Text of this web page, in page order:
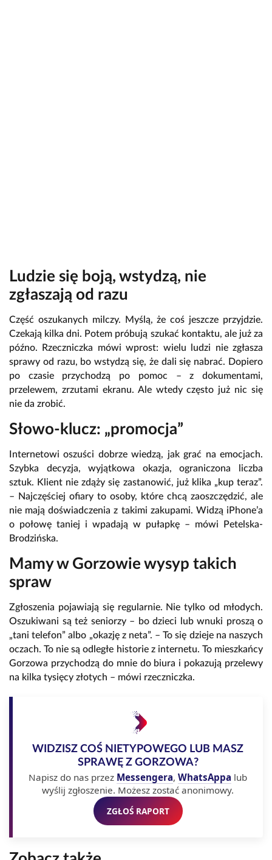
Ludzie się boją, wstydzą, nie
zgłaszają od razu
Część oszukanych milczy. Myślą, że coś jeszcze przyjdzie.
Czekają kilka dni. Potem próbują szukać kontaktu, ale już za
późno. Rzeczniczka mówi wprost: wielu ludzi nie zgłasza
sprawy od razu, bo wstydzą się, że dali się nabrać. Dopiero
po czasie przychodzą po pomoc – z dokumentami,
przelewem, zrzutami ekranu. Ale wtedy często już nic się
nie da zrobić.
Słowo-klucz: „promocja”
Internetowi oszuści dobrze wiedzą, jak grać na emocjach.
Szybka decyzja, wyjątkowa okazja, ograniczona liczba
sztuk. Klient nie zdąży się zastanowić, już klika „kup teraz”.
– Najczęściej ofiary to osoby, które chcą zaoszczędzić, ale
nie mają doświadczenia z takimi zakupami. Widzą iPhone’a
o połowę taniej i wpadają w pułapkę – mówi Petelska-
Brodzińska.
Mamy w Gorzowie wysyp takich
spraw
Zgłoszenia pojawiają się regularnie. Nie tylko od młodych.
Oszukiwani są też seniorzy – bo dzieci lub wnuki proszą o
„tani telefon” albo „okazję z neta”. – To się dzieje na naszych
oczach. To nie są odległe historie z internetu. To mieszkańcy
Gorzowa przychodzą do mnie do biura i pokazują przelewy
na kilka tysięcy złotych – mówi rzeczniczka.
WIDZISZ COŚ NIETYPOWEGO LUB MASZ
SPRAWĘ Z GORZOWA?
Napisz do nas przez Messengera, WhatsAppa lub
wyślij zgłoszenie. Możesz zostać anonimowy.
ZGŁOŚ RAPORT